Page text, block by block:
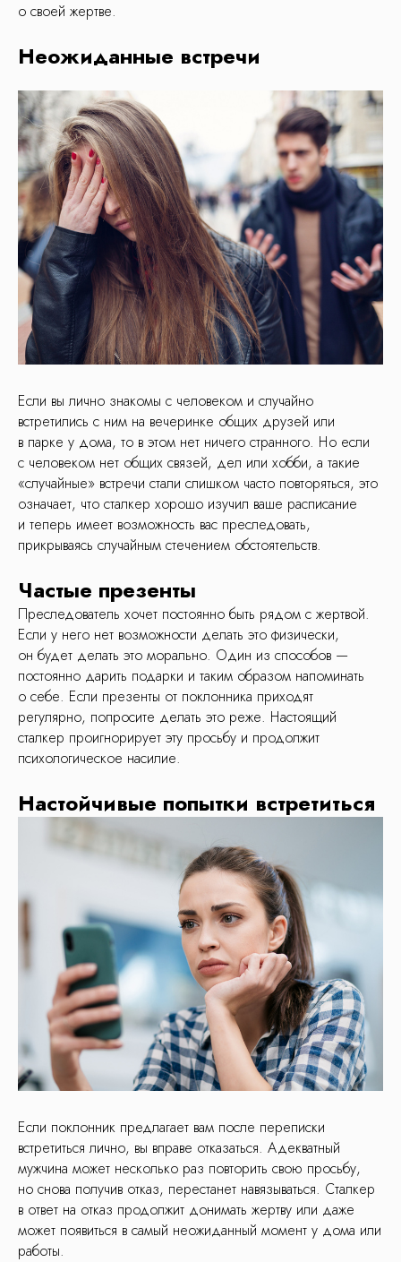
о своей жертве.
Неожиданные встречи
Если вы лично знакомы с человеком и случайно
встретились с ним на вечеринке общих друзей или
в парке у дома, то в этом нет ничего странного. Но если
с человеком нет общих связей, дел или хобби, а такие
«случайные» встречи стали слишком часто повторяться, это
означает, что сталкер хорошо изучил ваше расписание
и теперь имеет возможность вас преследовать,
прикрываясь случайным стечением обстоятельств.
Частые презенты
Преследователь хочет постоянно быть рядом с жертвой.
Если у него нет возможности делать это физически,
он будет делать это морально. Один из способов —
постоянно дарить подарки и таким образом напоминать
о себе. Если презенты от поклонника приходят
регулярно, попросите делать это реже. Настоящий
сталкер проигнорирует эту просьбу и продолжит
психологическое насилие.
Настойчивые попытки встретиться
Если поклонник предлагает вам после переписки
встретиться лично, вы вправе отказаться. Адекватный
мужчина может несколько раз повторить свою просьбу,
но снова получив отказ, перестанет навязываться. Сталкер
в ответ на отказ продолжит донимать жертву или даже
может появиться в самый неожиданный момент у дома или
работы.